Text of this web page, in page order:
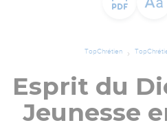
TopChrétien
Esprit du
Jeunesse